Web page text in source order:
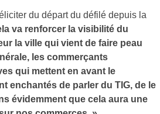
du départ du défilé depuis la
va renforcer la visibilité du
la ville qui vient de faire peau
les commerçants
qui mettent en avant le
enchantés de parler du TIG, de le
évidemment que cela aura une